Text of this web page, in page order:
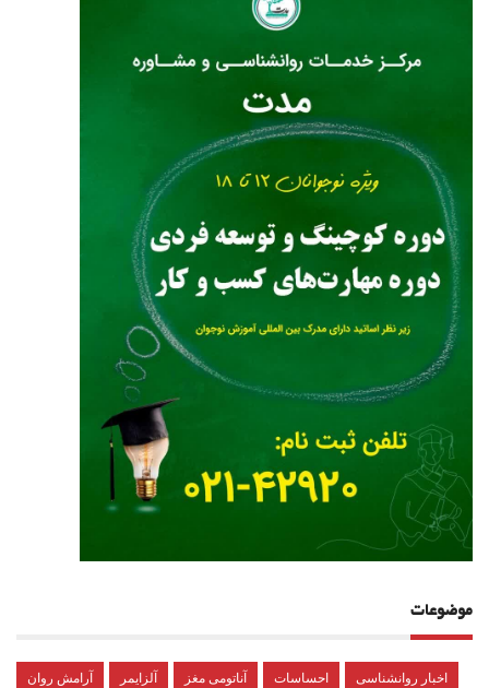
موضوعات
آرامش روان آلزایمر آناتومی مغز احساسات اخبار روانشناسی